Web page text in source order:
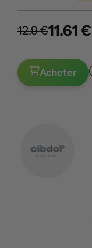
12.9 €11.61 €
Acheter